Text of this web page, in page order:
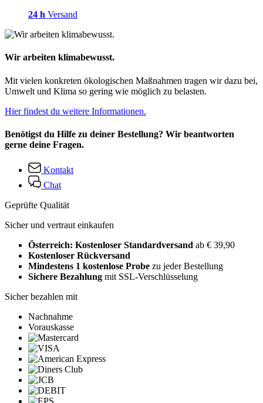
24 h Versand
Wir arbeiten klimabewusst.
Mit vielen konkreten ökologischen Maßnahmen tragen wir dazu bei,
Umwelt und Klima so gering wie möglich zu belasten.
Hier findest du weitere Informationen.
Benötigst du Hilfe zu deiner Bestellung? Wir beantworten
gerne deine Fragen.
Kontakt
Chat
Geprüfte Qualität
Sicher und vertraut einkaufen
Österreich: Kostenloser Standardversand ab € 39,90
Kostenloser Rückversand
Mindestens 1 kostenlose Probe zu jeder Bestellung
Sichere Bezahlung mit SSL-Verschlüsselung
Sicher bezahlen mit
Nachnahme
Vorauskasse